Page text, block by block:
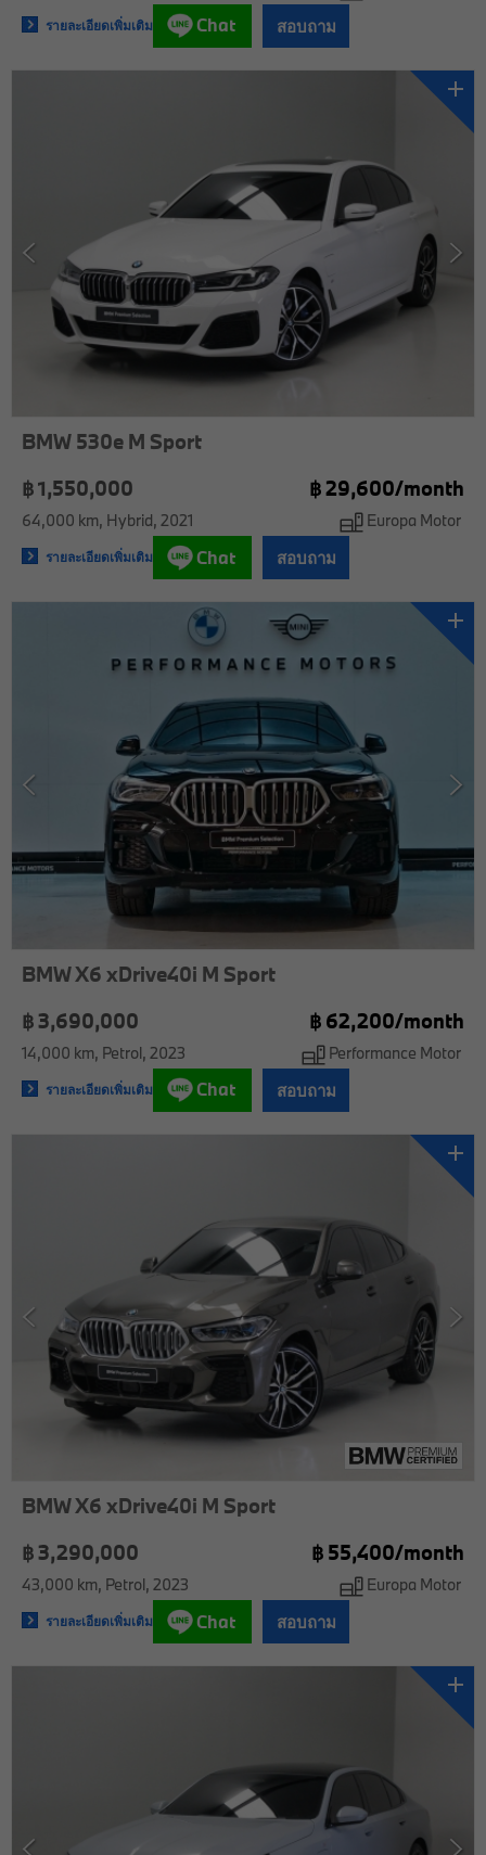
รายละเอียดเพิ่มเติม Chat สอบถาม
BMW 530e M Sport
฿ 1,550,000
฿29,600/month
64,000 km Hybrid 2021 Europa Motor
รายละเอียดเพิ่มเติม Chat สอบถาม
BMW X6 xDrive40i M Sport
฿ 3,690,000
฿ 62,200/month
14,000 km Petrol 2023 Performance Motor
รายละเอียดเพิ่มเติม Chat สอบถาม
BMW X6 xDrive40i M Sport
฿ 3,290,000
฿ 55,400/month
43,000 km Petrol 2023 Europa Motor
รายละเอียดเพิ่มเติม Chat สอบถาม